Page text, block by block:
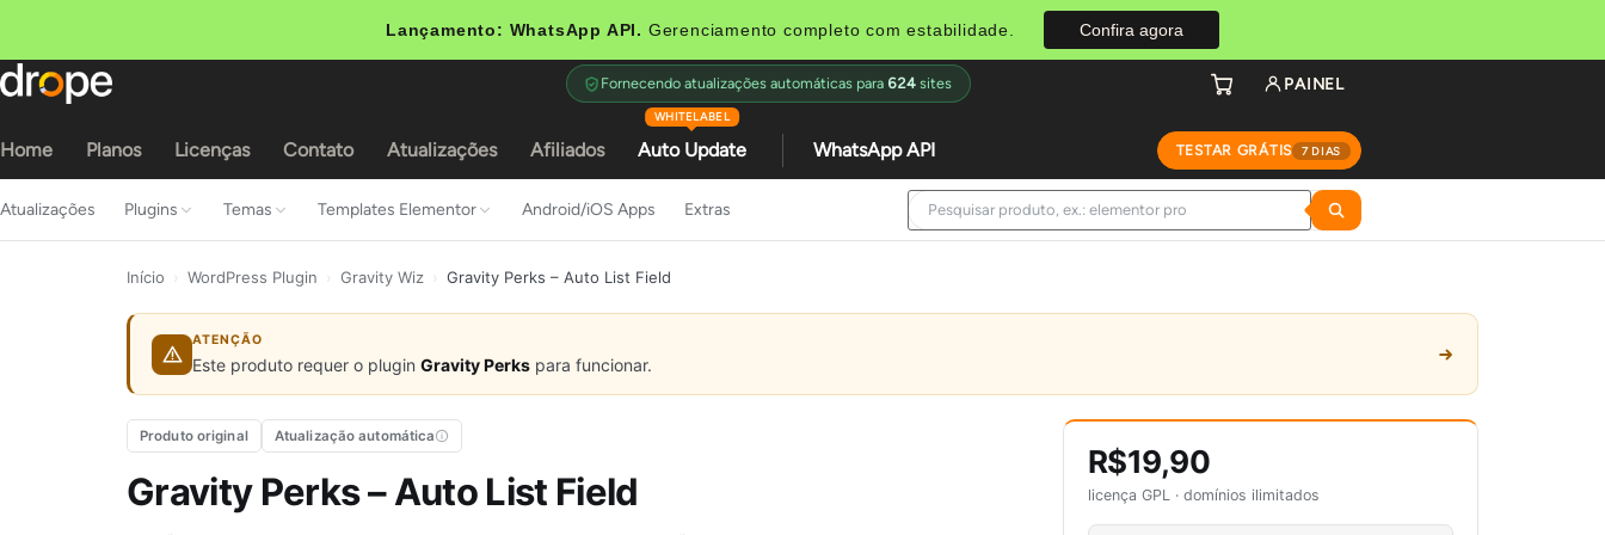
Lançamento: WhatsApp API. Gerenciamento completo com estabilidade. Confira agora
Home Planos Licenças Contato Atualizações Afiliados Auto Update
WHITELABEL
WhatsApp API TESTAR GRÁTIS 7 DIAS
Fornecendo atualizações automáticas para 624 sites PAINEL
Atualizações Plugins Temas Templates Elementor Android/iOS Apps Extras
Início WordPress Plugin Gravity Wiz Gravity Perks – Auto List Field
ATENÇÃO
Este produto requer o plugin Gravity Perks para funcionar.
Produto original Atualização automática
Gravity Perks – Auto List Field
R$19,90
licença GPL · domínios ilimitados